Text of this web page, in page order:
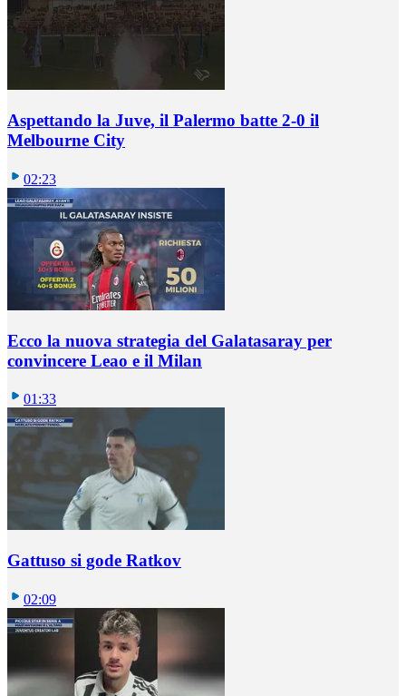
Aspettando la Juve, il Palermo batte 2-0 il
Melbourne City
02:23
Ecco la nuova strategia del Galatasaray per
convincere Leao e il Milan
01:33
Gattuso si gode Ratkov
02:09